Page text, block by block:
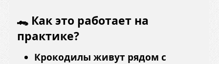
🐊 Как это работает на
практике?
Крокодилы живут рядом с